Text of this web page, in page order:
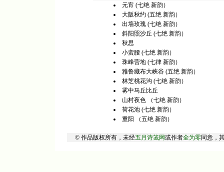
元宵 (七绝 新韵）
大阪秋约 (五绝 新韵）
出墙玫瑰 (七绝 新韵）
斜阳照沙丘 (七绝 新韵）
秋思
小蛮腰 (七绝 新韵）
珠峰营地 (七律 新韵）
雅鲁藏布大峡谷 (五绝 新韵）
林芝桃花沟 (七绝 新韵）
雾中马丘比丘
山村夜色 （七绝 新韵）
荷花池 (七绝 新韵）
重阳 （五绝 新韵）
© 作品版权所有，未经五月诗笺网或作者全为零同意，